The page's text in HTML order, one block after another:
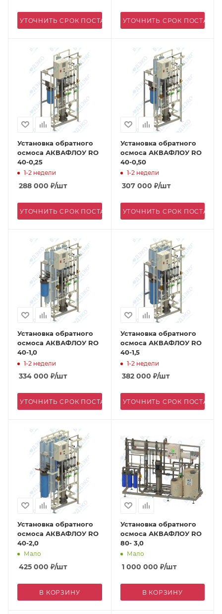
УТОЧНИТЬ СРОК ПОСТАВКИ УТОЧНИТЬ СРОК
Установка обратного
осмоса АКВАФЛОУ RO
40-0,25
1-2 недели
288 000 ₽/шт
УТОЧНИТЬ СРОК ПОСТАВКИ
Установка обратного
осмоса АКВАФЛОУ RO
40-0,50
1-2 недели
307 000 ₽/шт
УТОЧНИТЬ СРОК
Установка обратного
осмоса АКВАФЛОУ RO
40-1,0
1-2 недели
334 000 ₽/шт
УТОЧНИТЬ СРОК ПОСТАВКИ
Установка обратного
осмоса АКВАФЛОУ RO
40-1,5
1-2 недели
382 000 ₽/шт
УТОЧНИТЬ СРОК
Установка обратного
осмоса АКВАФЛОУ RO
40-2,0
Мало
425 000 ₽/шт
В КОРЗИНУ
Установка обратного
осмоса АКВАФЛОУ RO
80- 3,0
Мало
1 000 000 ₽/шт
В КОРЗИНУ